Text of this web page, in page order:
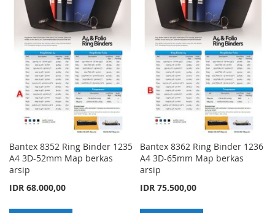
WISH
LIST
COMPARE
WISH
LIST
COMPARE
Bantex 8352 Ring Binder 1235
A4 3D-52mm Map berkas
arsip
IDR 68.000,00
Bantex 8362 Ring Binder 1236
A4 3D-65mm Map berkas
arsip
IDR 75.500,00